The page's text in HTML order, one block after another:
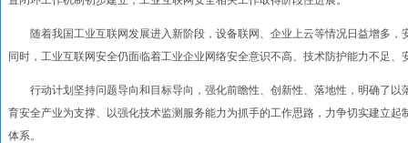
随着我国工业互联网发展进入新阶段，设备联网、企业上云等情况日益增多，
同时，工业互联网安全仍面临着工业企业网络安全意识不高、技术防护能力不足
行动计划坚持问题导向和目标导向，强化前瞻性、创新性、落地性，明确了以
育安全产业为支撑、以强化技术监测服务能力为抓手的工作思路，力争切实建立
体系。